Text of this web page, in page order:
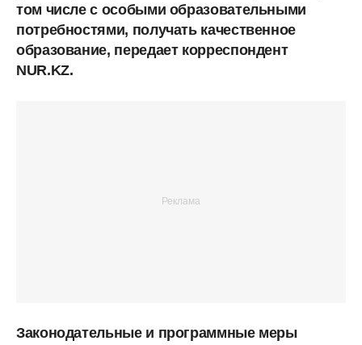
том числе с особыми образовательными
потребностями, получать качественное
образование, передает корреспондент
NUR.KZ.
Законодательные и программные меры